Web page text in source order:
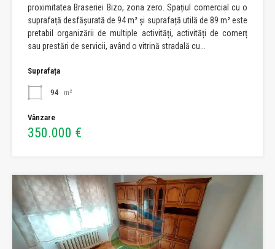
proximitatea Braseriei Bizo, zona zero. Spațiul comercial cu o
suprafață desfășurată de 94 m² și suprafață utilă de 89 m² este
pretabil organizării de multiple activități, activități de comerț
sau prestări de servicii, având o vitrină stradală cu...
Suprafața
94 m²
Vânzare
350.000 €